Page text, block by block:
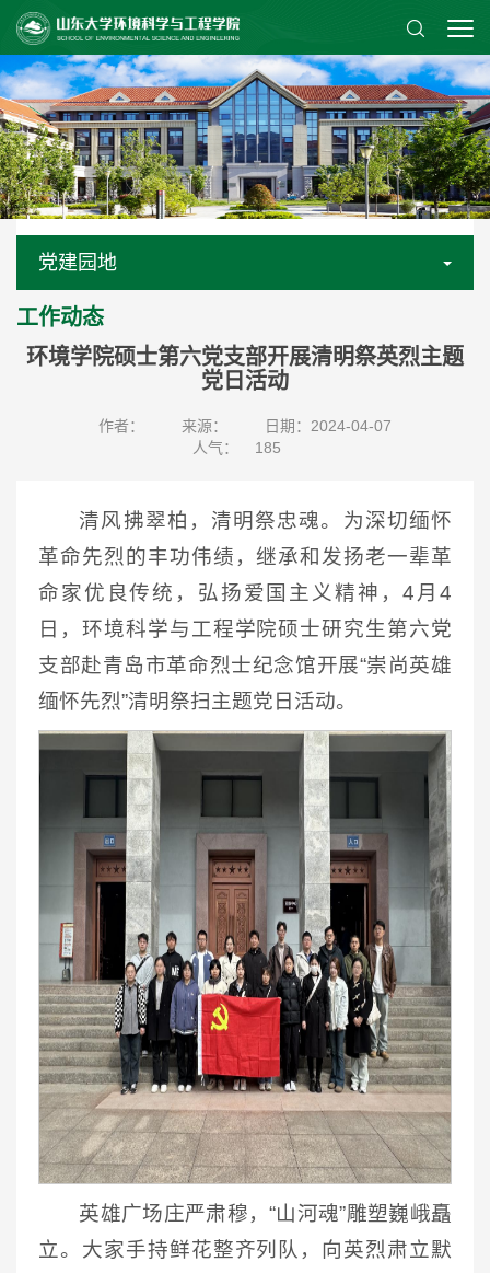
党建园地
工作动态
环境学院硕士第六党支部开展清明祭英烈主题
党日活动
作者： 来源：
日期：2024-04-07
人气：
185
清风拂翠柏，清明祭忠魂。为深切缅怀
革命先烈的丰功伟绩，继承和发扬老一辈革
命家优良传统，弘扬爱国主义精神，4月4
日，环境科学与工程学院硕士研究生第六党
支部赴青岛市革命烈士纪念馆开展“崇尚英雄
缅怀先烈”清明祭扫主题党日活动。
英雄广场庄严肃穆，“山河魂”雕塑巍峨矗
立。大家手持鲜花整齐列队，向英烈肃立默